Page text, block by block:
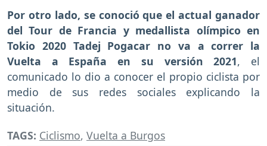
Por otro lado, se conoció que el actual ganador
del Tour de Francia y medallista olímpico en
Tokio 2020 Tadej Pogacar no va a correr la
Vuelta a España en su versión 2021, el
comunicado lo dio a conocer el propio ciclista por
medio de sus redes sociales explicando la
situación.
TAGS: Ciclismo, Vuelta a Burgos